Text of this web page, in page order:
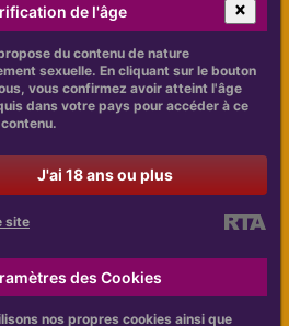
de l'âge
du contenu de nature
sexuelle. En cliquant sur le bouton
vous confirmez avoir atteint l'âge
dans votre pays pour accéder à ce
J'ai 18 ans ou plus
site
des Cookies
nos propres cookies ainsi que